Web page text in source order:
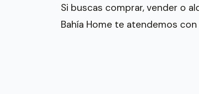
Si buscas comprar, vender o
Bahía Home te atendemos